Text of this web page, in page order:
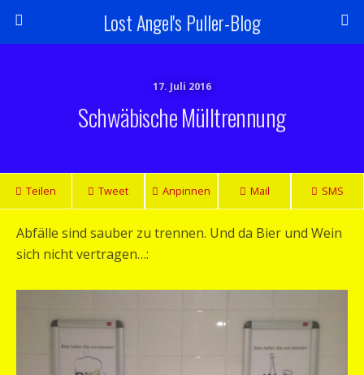
Lost Angel's Puller-Blog
17. Juli 2016
Schwäbische Mülltrennung
Teilen Tweet Anpinnen Mail SMS
Abfälle sind sauber zu trennen. Und da Bier und Wein
sich nicht vertragen…: